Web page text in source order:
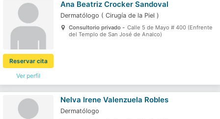
Ver perfil
Reservar cita
Ana Beatriz Crocker Sandoval
Dermatólogo ( Cirugía de la Piel )
Consultorio privado - Calle 5 de Mayo # 400 (Enfrente
del Templo de San José de Analco)
Nelva Irene Valenzuela Robles
Dermatólogo